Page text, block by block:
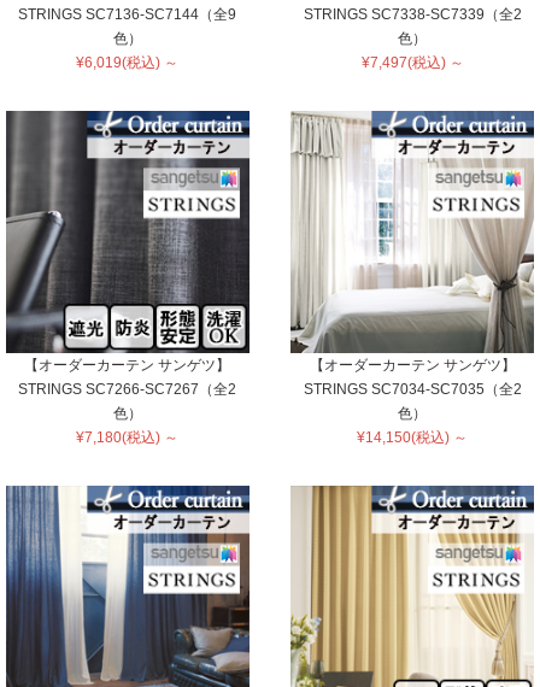
STRINGS SC7136-SC7144（全9
色）
¥6,019(税込) ～
STRINGS SC7338-SC7339（全2
色）
¥7,497(税込) ～
【オーダーカーテン サンゲツ】
STRINGS SC7266-SC7267（全2
色）
¥7,180(税込) ～
【オーダーカーテン サンゲツ】
STRINGS SC7034-SC7035（全2
色）
¥14,150(税込) ～